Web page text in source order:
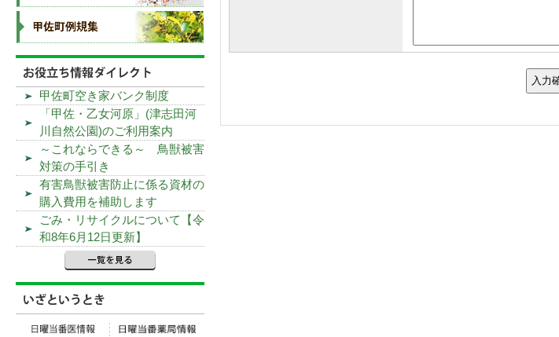
甲佐町空き家バンク制度
「甲佐・乙女河原」(津志田河
川自然公園)のご利用案内
～これならできる～ 鳥獣被害
対策の手引き
有害鳥獣被害防止に係る資材の
購入費用を補助します
ごみ・リサイクルについて【令
和8年6月12日更新】